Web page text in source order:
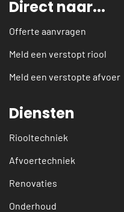
Direct naar...
Offerte aanvragen
Meld een verstopt riool
Meld een verstopte afvoer
Diensten
Riooltechniek
Afvoertechniek
Renovaties
Onderhoud